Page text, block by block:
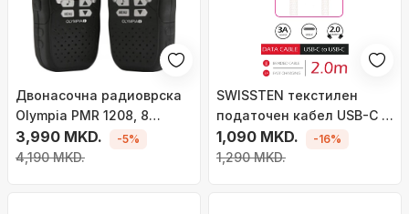
Двонасочна радиоврска
Olympia PMR 1208, 8
канали, 446 MHz, црна
3,990 MKD.
4,190 MKD.
-5%
SWISSTEN текстилен
податочен кабел USB-C -
USB-C, 2 m, сребрен
1,090 MKD.
1,290 MKD.
-16%